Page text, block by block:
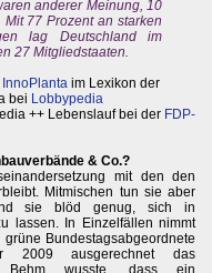
anderer Meinung, 10
77 Prozent an starken
lag Deutschland im
27 Mitgliedstaaten.
InnoPlanta im Lexikon der
bei Lobbypedia
++ Lebenslauf bei der FDP-
& Co.?
mit den den
Mitmischen tun sie aber
sie blöd genug, sich in
lassen. In Einzelfällen nimmt
Bundestagsabgeordnete
2009 ausgerechnet das
Behm wusste, dass ein